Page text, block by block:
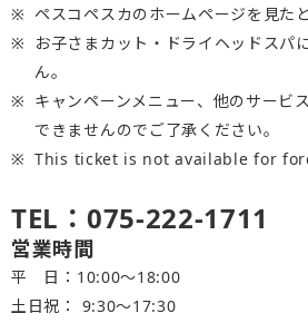
ペスコペスカのホームページを見た
お子さまカット・ドライヘッドスパ
ん。
キャンペーンメニュー、他のサービ
できませんのでご了承ください。
This ticket is not available for
TEL：075-222-1711
営業時間
平 日：10:00～18:00
土日祝： 9:30〜17:30